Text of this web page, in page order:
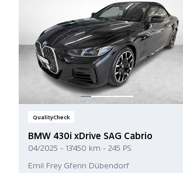
QualityCheck
BMW 430i xDrive SAG Cabrio
04/2025 - 13'450 km - 245 PS
Emil Frey Gfenn Dübendorf